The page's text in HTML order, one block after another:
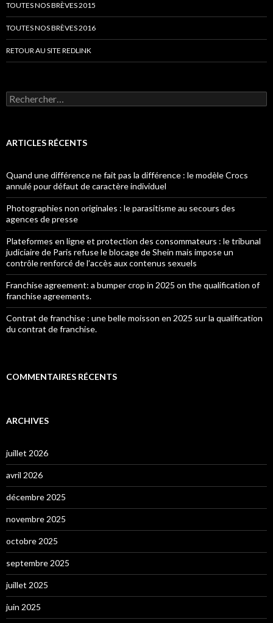
TOUTES NOS BRÈVES 2015
TOUTES NOS BRÈVES 2016
RETOUR AU SITE REDLINK
Rechercher :
ARTICLES RÉCENTS
Quand une différence ne fait pas la différence : le modèle Crocs
annulé pour défaut de caractère individuel
Photographies non originales : le parasitisme au secours des
agences de presse
Plateformes en ligne et protection des consommateurs : le tribunal
judiciaire de Paris refuse le blocage de Shein mais impose un
contrôle renforcé de l’accès aux contenus sexuels
Franchise agreement: a bumper crop in 2025 on the qualification of
franchise agreements.
Contrat de franchise : une belle moisson en 2025 sur la qualification
du contrat de franchise.
COMMENTAIRES RÉCENTS
ARCHIVES
juillet 2026
avril 2026
décembre 2025
novembre 2025
octobre 2025
septembre 2025
juillet 2025
juin 2025